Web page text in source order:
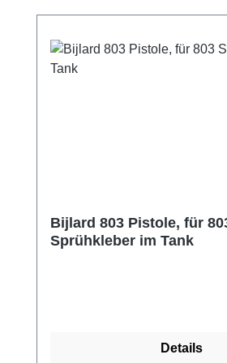
Stunde Hitzebeständigkeit: +110C Verbrauch:
Bis 10 m2/L Zweiseitig
Bijlard 803 Pistole, für
Sprühkleber im Tank
Details